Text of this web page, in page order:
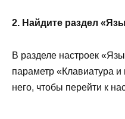
2. Найдите раздел
В разделе настроек
параметр «Клавиатура
него, чтобы перейти к